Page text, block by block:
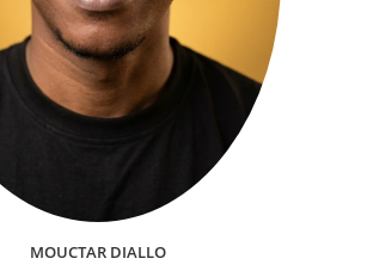
MOUCTAR DIALLO